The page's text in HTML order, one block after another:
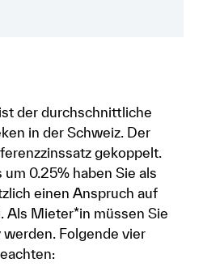
der durchschnittliche
in der Schweiz. Der
gekoppelt.
0.25% haben Sie als
einen Anspruch auf
Als Mieter*in müssen Sie
Folgende vier